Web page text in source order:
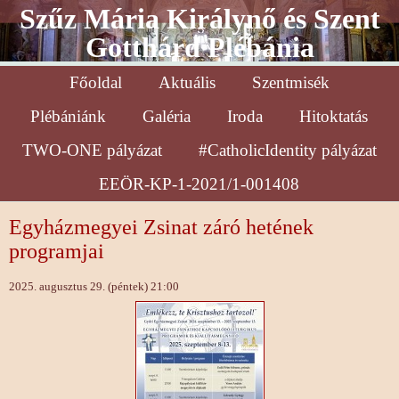
Szűz Mária Királynő és Szent
Gotthárd Plébánia
Főoldal Aktuális
Szentmisék
Plébániánk
Galéria Iroda
Hitoktatás
TWO-ONE pályázat
#CatholicIdentity pályázat
EEÖR-KP-1-2021/1-001408
Egyházmegyei Zsinat záró hetének
programjai
2025. augusztus 29. (péntek) 21:00